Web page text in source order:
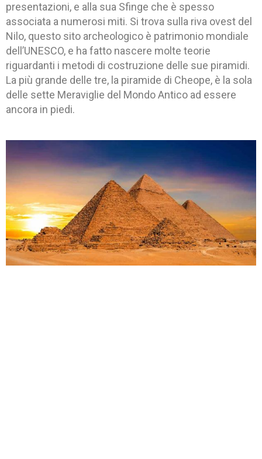
presentazioni, e alla sua Sfinge che è spesso
associata a numerosi miti. Si trova sulla riva ovest del
Nilo, questo sito archeologico è patrimonio mondiale
dell’UNESCO, e ha fatto nascere molte teorie
riguardanti i metodi di costruzione delle sue piramidi.
La più grande delle tre, la piramide di Cheope, è la sola
delle sette Meraviglie del Mondo Antico ad essere
ancora in piedi.